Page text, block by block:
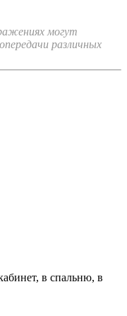
могут
различных
в спальню, в